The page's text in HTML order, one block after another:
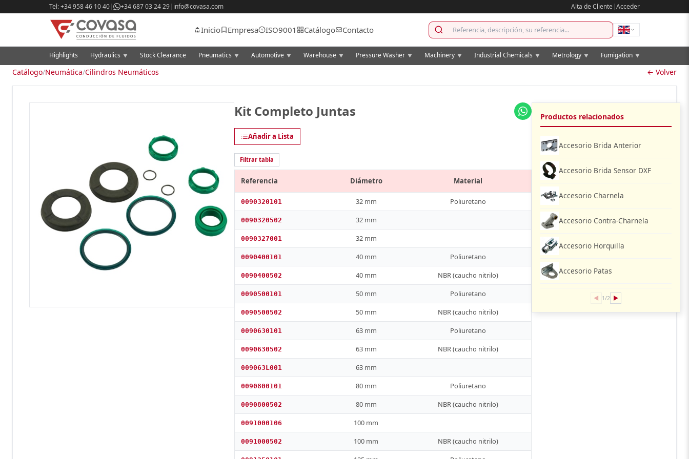
Tel: +34 958 46 10 40| +34 687 03 24 29| info@covasa.com Alta de Cliente|Acceder
Inicio Empresa ISO9001 Catálogo Contacto
Highlights Hydraulics ▼ Stock Clearance Pneumatics ▼ Automotive ▼ Warehouse ▼ Pressure Washer ▼ Machinery ▼ Industrial Chemicals ▼ Metrology ▼ Fumigation ▼
Catálogo/Neumática/Cilindros Neumáticos ← Volver
Kit Completo Juntas
Añadir a Lista
Filtrar tabla
Referencia Diámetro Material
0090320101 32 mm Poliuretano
0090320502 32 mm
0090327001 32 mm
0090400101 40 mm Poliuretano
0090400502 40 mm NBR (caucho nitrilo)
0090500101 50 mm Poliuretano
0090500502 50 mm NBR (caucho nitrilo)
0090630101 63 mm Poliuretano
0090630502 63 mm NBR (caucho nitrilo)
009063L001 63 mm
0090800101 80 mm Poliuretano
0090800502 80 mm NBR (caucho nitrilo)
0091000106 100 mm
0091000502 100 mm NBR (caucho nitrilo)
Productos relacionados
Accesorio Brida Anterior
Accesorio Brida Sensor DXF
Accesorio Charnela
Accesorio Contra-Charnela
Accesorio Horquilla
Accesorio Patas
◀ 1/2 ▶